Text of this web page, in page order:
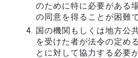
のために特に必要がある
の同意を得ることが困難
国の機関もしくは地方公
を受けた者が法令の定め
とに対して協力する必要